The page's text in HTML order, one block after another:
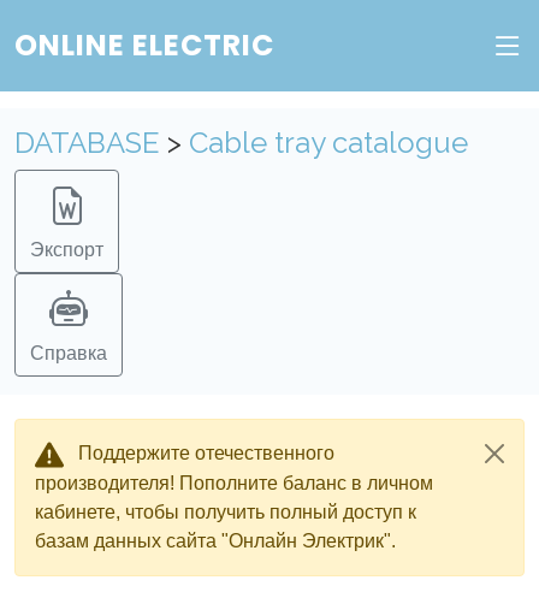
ONLINE ELECTRIC
DATABASE > Cable tray catalogue
Экспорт
Справка
Поддержите отечественного
производителя! Пополните баланс в личном
кабинете, чтобы получить полный доступ к
базам данных сайта "Онлайн Электрик".